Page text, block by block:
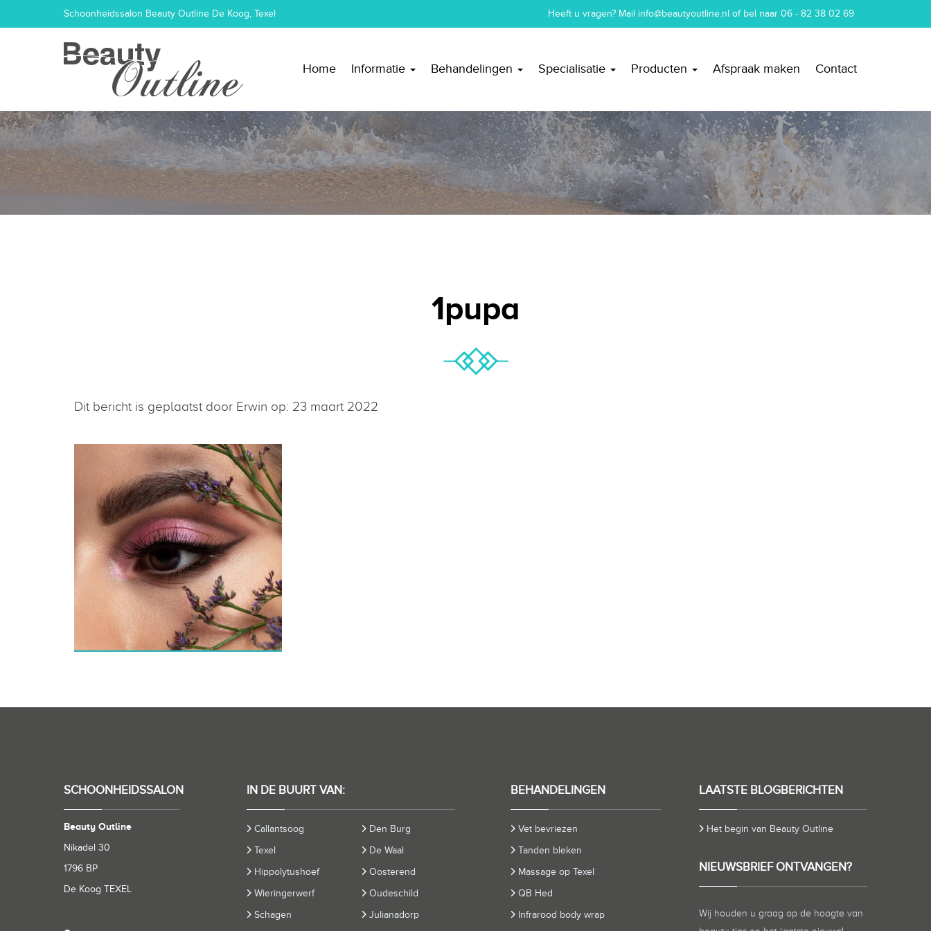
Schoonheidssalon Beauty Outline De Koog, Texel Heeft u vragen? Mail info@beautyoutline.nl of bel naar 06 - 82 38 02 69
Home Informatie Behandelingen Specialisatie Producten Afspraak maken Contact
1pupa
Dit bericht is geplaatst door Erwin op: 23 maart 2022
SCHOONHEIDSSALON
Beauty Outline
Nikadel 30
1796 BP
De Koog TEXEL
IN DE BUURT VAN:
Callantsoog
Texel
Hippolytushoef
Wieringerwerf
Schagen
Den Burg
De Waal
Oosterend
Oudeschild
Julianadorp
BEHANDELINGEN
Vet bevriezen
Tanden bleken
Massage op Texel
QB Hed
Infrarood body wrap
LAATSTE BLOGBERICHTEN
Het begin van Beauty Outline
NIEUWSBRIEF ONTVANGEN?
Wij houden u graag op de hoogte van